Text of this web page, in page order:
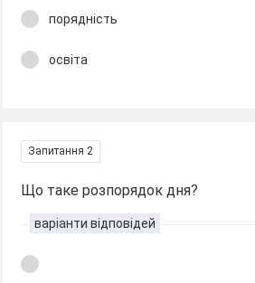
порядність
освіта
Запитання 2
Що таке розпорядок дня?
варіанти відповідей